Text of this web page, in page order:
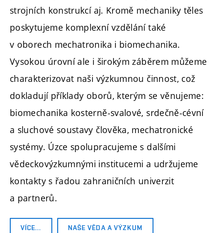
strojních konstrukcí aj. Kromě mechaniky těles
poskytujeme komplexní vzdělání také
v oborech mechatronika i biomechanika.
Vysokou úrovní ale i širokým záběrem můžeme
charakterizovat naši výzkumnou činnost, což
dokladují příklady oborů, kterým se věnujeme:
biomechanika kosterně-svalové, srdečně-cévní
a sluchové soustavy člověka, mechatronické
systémy. Úzce spolupracujeme s dalšími
vědeckovýzkumnými institucemi a udržujeme
kontakty s řadou zahraničních univerzit
a partnerů.
VÍCE… NAŠE VĚDA A VÝZKUM